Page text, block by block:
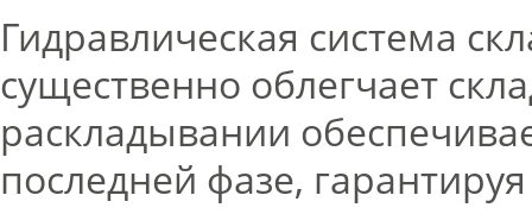
Гидравлическая система
существенно облегчает
раскладывании
последней фазе,